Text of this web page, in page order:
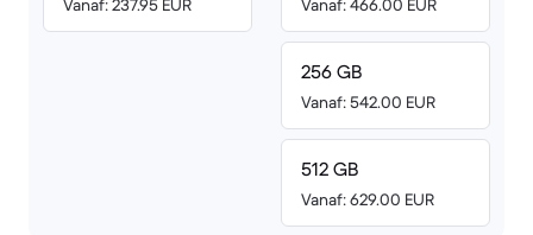
Vanaf: 237.95 EUR Vanaf: 466.00 EUR
256 GB
Vanaf: 542.00 EUR
512 GB
Vanaf: 629.00 EUR